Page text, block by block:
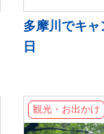
多摩川でキ
日
観光・お出かけ